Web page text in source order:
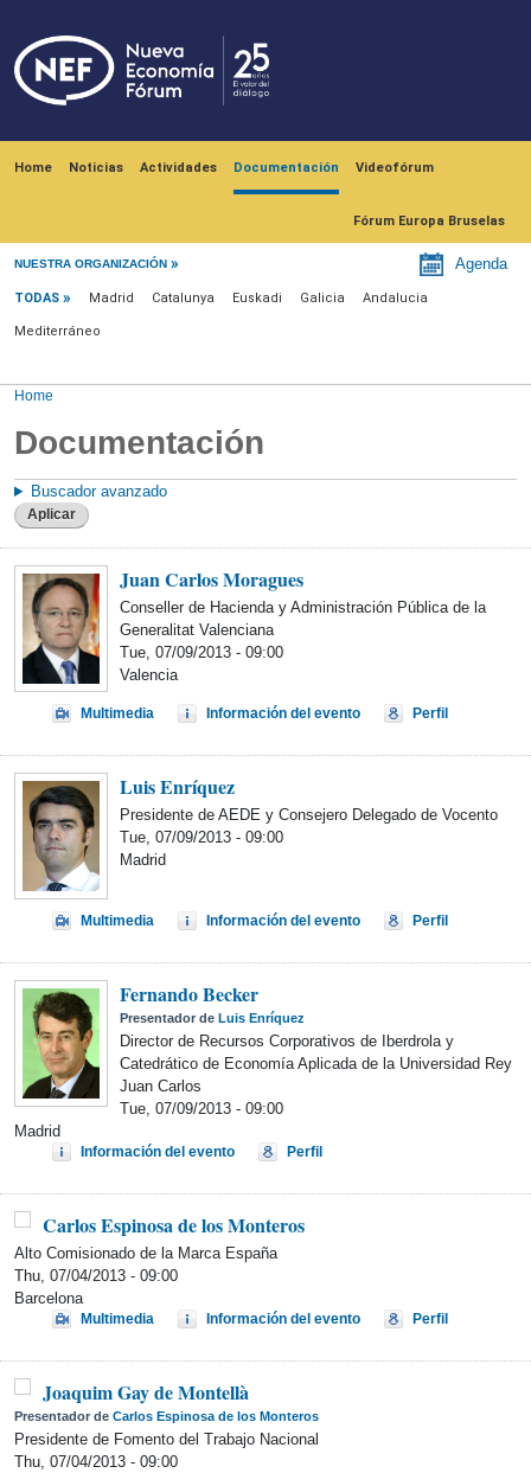
Home Noticias Actividades Documentación Videofórum
Fórum Europa Bruselas
NUESTRA ORGANIZACIÓN Agenda
Menu documentación
TODAS Madrid Catalunya Euskadi Galicia Andalucia
Mediterráneo
Home
Documentación
Buscador avanzado
Aplicar
Juan Carlos Moragues
Conseller de Hacienda y Administración Pública de la
Generalitat Valenciana
Tue, 07/09/2013 - 09:00
Valencia
Multimedia Información del evento Perfil
Luis Enríquez
Presidente de AEDE y Consejero Delegado de Vocento
Tue, 07/09/2013 - 09:00
Madrid
Multimedia Información del evento Perfil
Fernando Becker
Presentador de Luis Enríquez
Director de Recursos Corporativos de Iberdrola y
Catedrático de Economía Aplicada de la Universidad Rey
Juan Carlos
Tue, 07/09/2013 - 09:00
Madrid
Información del evento Perfil
Carlos Espinosa de los Monteros
Alto Comisionado de la Marca España
Thu, 07/04/2013 - 09:00
Barcelona
Multimedia Información del evento Perfil
Joaquim Gay de Montellà
Presentador de Carlos Espinosa de los Monteros
Presidente de Fomento del Trabajo Nacional
Thu, 07/04/2013 - 09:00